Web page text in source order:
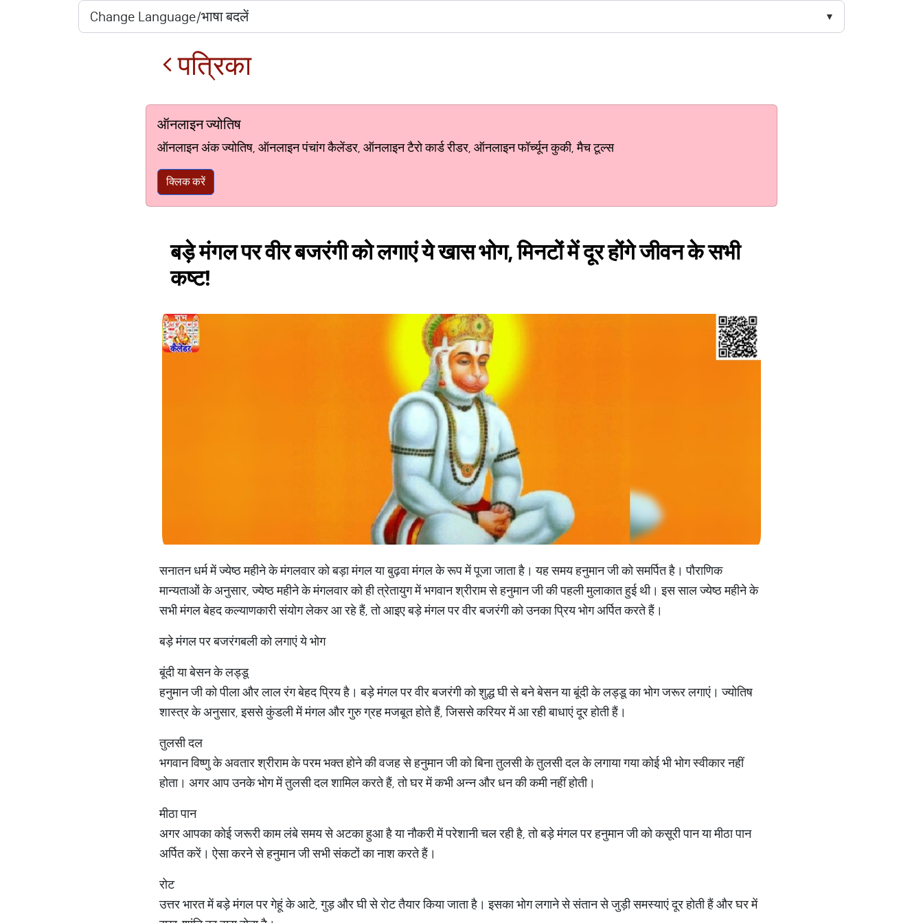
पत्रिका
ऑनलाइन ज्योतिष
ऑनलाइन अंक ज्योतिष, ऑनलाइन पंचांग कैलेंडर, ऑनलाइन टैरो कार्ड रीडर, ऑनलाइन फॉर्च्यून कुकी, मैच टूल्स
क्लिक करें
बड़े मंगल पर वीर बजरंगी को लगाएं ये खास भोग, मिनटों में दूर होंगे जीवन के सभी
कष्ट!
सनातन धर्म में ज्येष्ठ महीने के मंगलवार को बड़ा मंगल या बुढ़वा मंगल के रूप में पूजा जाता है। यह समय हनुमान जी को समर्पित है। पौराणिक
मान्यताओं के अनुसार, ज्येष्ठ महीने के मंगलवार को ही त्रेतायुग में भगवान श्रीराम से हनुमान जी की पहली मुलाकात हुई थी। इस साल ज्येष्ठ महीने के
सभी मंगल बेहद कल्याणकारी संयोग लेकर आ रहे हैं, तो आइए बड़े मंगल पर वीर बजरंगी को उनका प्रिय भोग अर्पित करते हैं।
बड़े मंगल पर बजरंगबली को लगाएं ये भोग
बूंदी या बेसन के लड्डू
हनुमान जी को पीला और लाल रंग बेहद प्रिय है। बड़े मंगल पर वीर बजरंगी को शुद्ध घी से बने बेसन या बूंदी के लड्डू का भोग जरूर लगाएं। ज्योतिष
शास्त्र के अनुसार, इससे कुंडली में मंगल और गुरु ग्रह मजबूत होते हैं, जिससे करियर में आ रही बाधाएं दूर होती हैं।
तुलसी दल
भगवान विष्णु के अवतार श्रीराम के परम भक्त होने की वजह से हनुमान जी को बिना तुलसी के तुलसी दल के लगाया गया कोई भी भोग स्वीकार नहीं
होता। अगर आप उनके भोग में तुलसी दल शामिल करते हैं, तो घर में कभी अन्न और धन की कमी नहीं होती।
मीठा पान
अगर आपका कोई जरूरी काम लंबे समय से अटका हुआ है या नौकरी में परेशानी चल रही है, तो बड़े मंगल पर हनुमान जी को कसूरी पान या मीठा पान
अर्पित करें। ऐसा करने से हनुमान जी सभी संकटों का नाश करते हैं।
रोट
उत्तर भारत में बड़े मंगल पर गेहूं के आटे, गुड़ और घी से रोट तैयार किया जाता है। इसका भोग लगाने से संतान से जुड़ी समस्याएं दूर होती हैं और घर में